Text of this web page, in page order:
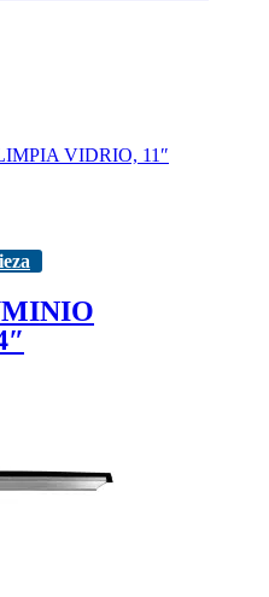
VIDRIO, 11″